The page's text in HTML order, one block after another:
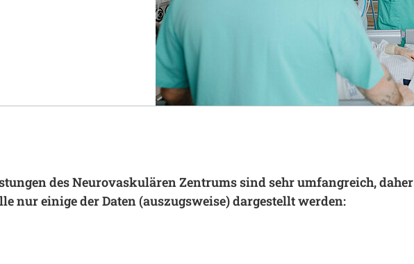
des Neurovaskulären Zentrums sind sehr umfangreich, daher
nur einige der Daten (auszugsweise) dargestellt werden: